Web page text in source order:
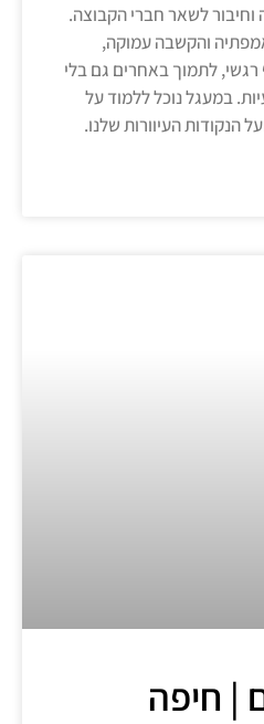
לשאר חברי הקבוצה.
והקשבה עמוקה,
רגשי, לתמוך באחרים גם בלי
במעגל נוכל ללמוד על
הנקודות העיוורות שלנו.
| חיפה